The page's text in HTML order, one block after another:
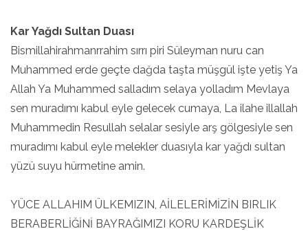
Kar Yağdı Sultan Duası
Bismillahirahmanrrahim sırrı piri Süleyman nuru can
Muhammed erde geçte dağda taşta müşgül işte yetiş Ya
Allah Ya Muhammed salladım selaya yolladım Mevlaya
sen muradımı kabul eyle gelecek cumaya, La ilahe illallah
Muhammedin Resullah selalar sesiyle arş gölgesiyle sen
muradımı kabul eyle melekler duasıyla kar yağdı sultan
yüzü suyu hürmetine amin.
YÜCE ALLAHIM ÜLKEMIZIN, AİLELERİMİZİN BIRLIK
BERABERLİĞİNİ BAYRAĞIMIZI KORU KARDEŞLİK